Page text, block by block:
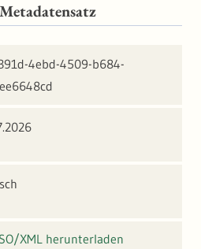
4ebd-4509-b684-
XML herunterladen